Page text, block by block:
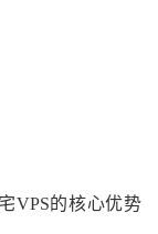
VPS的核心优势